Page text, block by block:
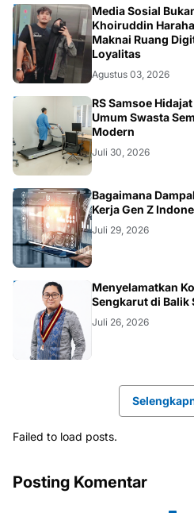
OPINI
Media Sosial
Khoiruddin
Maknai Ruang
Loyalitas
Agustus 03, 2026
KESEHATAN
RS Samsoe
Umum Swasta
Modern
Juli 30, 2026
TEKNOLOGI
Bagaimana
Kerja Gen Z
Juli 29, 2026
Menyelamatkan
Sengkarut di Balik
Juli 26, 2026
Failed to load posts.
Posting Komentar